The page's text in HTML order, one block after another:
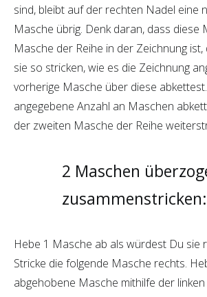
sind, bleibt auf der rechten Nadel eine
Masche übrig. Denk daran, dass diese
Masche der Reihe in der Zeichnung
sie so stricken, wie es die Zeichnung
vorherige Masche über diese
angegebene Anzahl an Maschen
der zweiten Masche der Reihe
2 Maschen
zusammenstricken:
Hebe 1 Masche ab als würdest Du sie
Stricke die folgende Masche rechts.
abgehobene Masche mithilfe der